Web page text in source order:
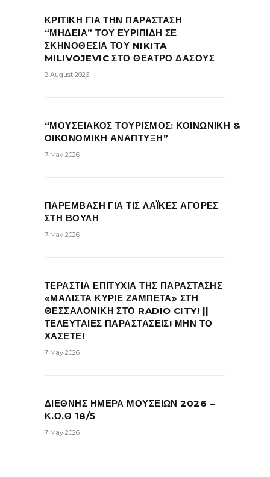
ΚΡΙΤΙΚΗ ΓΙΑ ΤΗΝ ΠΑΡΑΣΤΑΣΗ
“ΜΗΔΕΙΑ” ΤΟΥ ΕΥΡΙΠΙΔΗ ΣΕ
ΣΚΗΝΟΘΕΣΙΑ ΤΟΥ NIKITA
MILIVOJEVIC ΣΤΟ ΘΕΑΤΡΟ ΔΑΣΟΥΣ
2 August 2026
“ΜΟΥΣΕΙΑΚΟΣ ΤΟΥΡΙΣΜΟΣ: ΚΟΙΝΩΝΙΚΗ &
ΟΙΚΟΝΟΜΙΚΗ ΑΝΑΠΤΥΞΗ”
7 May 2026
ΠΑΡΕΜΒΑΣΗ ΓΙΑ ΤΙΣ ΛΑΪΚΕΣ ΑΓΟΡΕΣ
ΣΤΗ ΒΟΥΛΗ
7 May 2026
ΤΕΡΑΣΤΙΑ ΕΠΙΤΥΧΙΑ ΤΗΣ ΠΑΡΑΣΤΑΣΗΣ
«ΜΑΛΙΣΤΑ ΚΥΡΙΕ ΖΑΜΠΕΤΑ» ΣΤΗ
ΘΕΣΣΑΛΟΝΙΚΗ ΣΤΟ RADIO CITY! ||
ΤΕΛΕΥΤΑΙΕΣ ΠΑΡΑΣΤΑΣΕΙΣ! ΜΗΝ ΤΟ
ΧΑΣΕΤΕ!
7 May 2026
ΔΙΕΘΝΗΣ ΗΜΕΡΑ ΜΟΥΣΕΙΩΝ 2026 –
Κ.Ο.Θ 18/5
7 May 2026